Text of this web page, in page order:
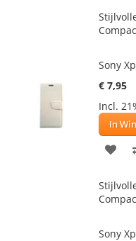
Sony
€ 7,95
Incl.
In
Sony